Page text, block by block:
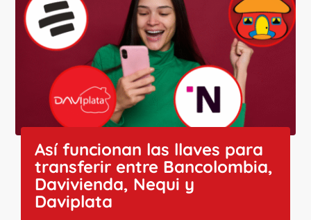
Así funcionan las llaves para
transferir entre Bancolombia,
Davivienda, Nequi y
Daviplata